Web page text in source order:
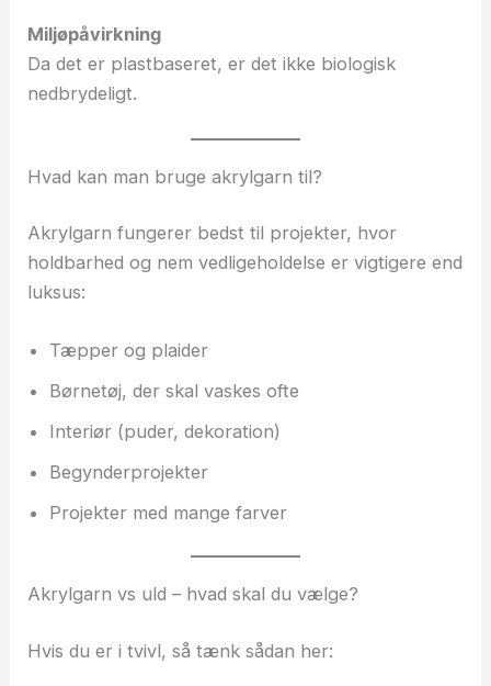
Miljøpåvirkning
Da det er plastbaseret, er det ikke biologisk
nedbrydeligt.
Hvad kan man bruge akrylgarn til?
Akrylgarn fungerer bedst til projekter, hvor
holdbarhed og nem vedligeholdelse er vigtigere end
luksus:
Tæpper og plaider
Børnetøj, der skal vaskes ofte
Interiør (puder, dekoration)
Begynderprojekter
Projekter med mange farver
Akrylgarn vs uld – hvad skal du vælge?
Hvis du er i tvivl, så tænk sådan her: